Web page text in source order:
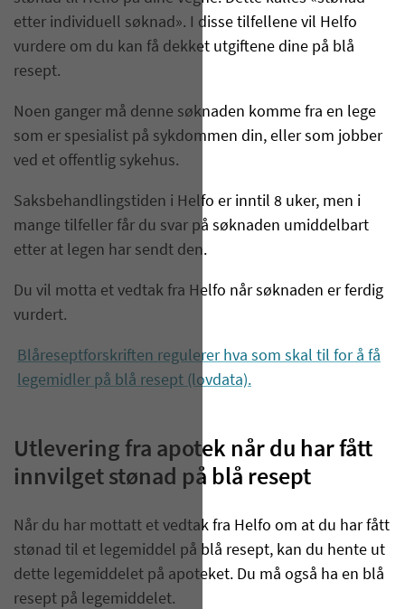
etter individuell søknad». I disse tilfellene vil Helfo
vurdere om du kan få dekket utgiftene dine på blå
resept.
Noen ganger må denne søknaden komme fra en lege
som er spesialist på sykdommen din, eller som jobber
ved et offentlig sykehus.
Saksbehandlingstiden i Helfo er inntil 8 uker, men i
mange tilfeller får du svar på søknaden umiddelbart
etter at legen har sendt den.
Du vil motta et vedtak fra Helfo når søknaden er ferdig
vurdert.
Blåreseptforskriften regulerer hva som skal til for å få
legemidler på blå resept (lovdata).
Utlevering fra apotek når du har fått
innvilget stønad på blå resept
Når du har mottatt et vedtak fra Helfo om at du har fått
stønad til et legemiddel på blå resept, kan du hente ut
dette legemiddelet på apoteket. Du må også ha en blå
resept på legemiddelet.